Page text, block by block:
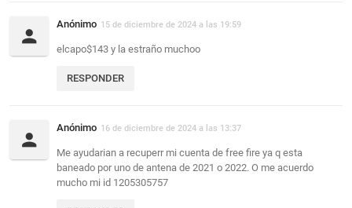
Anónimo 15 de diciembre de 2024 a las 19:59
elcapo$143 y la estraño muchoo
RESPONDER
Anónimo 16 de diciembre de 2024 a las 13:37
Me ayudarian a recuperr mi cuenta de free fire ya q esta
baneado por uno de antena de 2021 o 2022. O me acuerdo
mucho mi id 1205305757